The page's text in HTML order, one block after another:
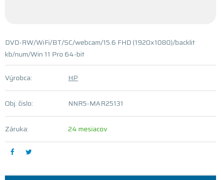
DVD-RW/WiFi/BT/SC/webcam/15.6 FHD (1920x1080)/backlit
kb/num/Win 11 Pro 64-bit
Výrobca: HP
Obj. čislo: NNR5-MAR25131
Záruka: 24 mesiacov